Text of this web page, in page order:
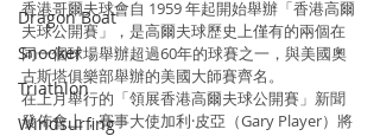
Dragon Boat
Snooker
Triathlon
Windsurfing
香港哥爾夫球會自 1959 年起開始舉辦「香港高爾
夫球公開賽」，是高爾夫球歷史上僅有的兩個在
同一個球場舉辦超過60年的球賽之一，與美國奧
古斯塔俱樂部舉辦的美國大師賽齊名。
在上月舉行的「領展香港高爾夫球公開賽」新聞
發佈會上，賽事大使加利·皮亞（Gary Player）將